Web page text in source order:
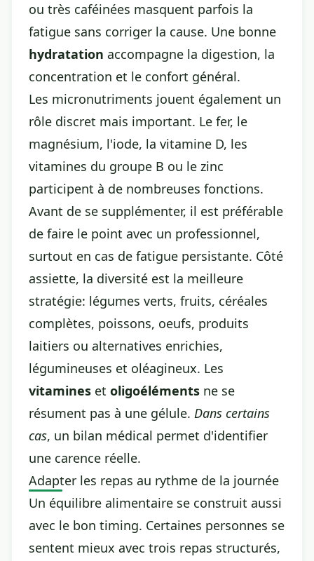
ou très caféinées masquent parfois la
fatigue sans corriger la cause. Une bonne
hydratation accompagne la digestion, la
concentration et le confort général.
Les micronutriments jouent également un
rôle discret mais important. Le fer, le
magnésium, l'iode, la vitamine D, les
vitamines du groupe B ou le zinc
participent à de nombreuses fonctions.
Avant de se supplémenter, il est préférable
de faire le point avec un professionnel,
surtout en cas de fatigue persistante. Côté
assiette, la diversité est la meilleure
stratégie: légumes verts, fruits, céréales
complètes, poissons, oeufs, produits
laitiers ou alternatives enrichies,
légumineuses et oléagineux. Les
vitamines et oligoéléments ne se
résument pas à une gélule. Dans certains
cas, un bilan médical permet d'identifier
une carence réelle.
Adapter les repas au rythme de la journée
Un équilibre alimentaire se construit aussi
avec le bon timing. Certaines personnes se
sentent mieux avec trois repas structurés,